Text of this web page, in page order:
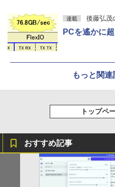
連載 後藤弘茂
PCを遙かに
もっと関
トップペ
おすすめ記事